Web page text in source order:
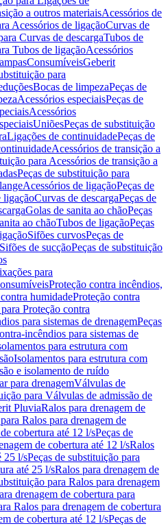
a outros materiaisAcessórios de
Acessórios de ligaçãoCurvas de
Curvas de descargaTubos de
Tubos de ligaçãoAcessórios
ConsumíveisGeberit
para
Bocas de limpezaPeças de
Acessórios especiaisPeças de
Acessórios
UniõesPeças de substituição
Ligações de continuidadePeças de
Acessórios de transição a
para Acessórios de transição a
Peças de substituição para
Acessórios de ligaçãoPeças de
ligaçãoCurvas de descargaPeças de
Golas de sanita ao chãoPeças
ao chãoTubos de ligaçãoPeças
Sifões curvosPeças de
Sifões de sucçãoPeças de substituição
para
Proteção contra incêndios,
humidadeProteção contra
Proteção contra
para sistemas de drenagemPeças
incêndios para sistemas de
para estrutura com
Isolamentos para estrutura com
e isolamento de ruído
para drenagemVálvulas de
para Válvulas de admissão de
PluviaRalos para drenagem de
Ralos para drenagem de
cobertura até 12 l/sPeças de
de cobertura até 12 l/sRalos
25 l/sPeças de substituição para
até 25 l/sRalos para drenagem de
para Ralos para drenagem
drenagem de cobertura para
Ralos para drenagem de cobertura
de cobertura até 12 l/sPeças de